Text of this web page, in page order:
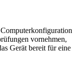
vornehmen,
Gerät bereit für eine